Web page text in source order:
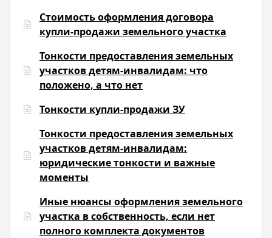
Стоимость оформления договора
купли-продажи земельного участка
Тонкости предоставления земельных
участков детям-инвалидам: что
положено, а что нет
Тонкости купли-продажи ЗУ
Тонкости предоставления земельных
участков детям-инвалидам:
юридические тонкости и важные
моменты
Иные нюансы оформления земельного
участка в собственность, если нет
полного комплекта документов